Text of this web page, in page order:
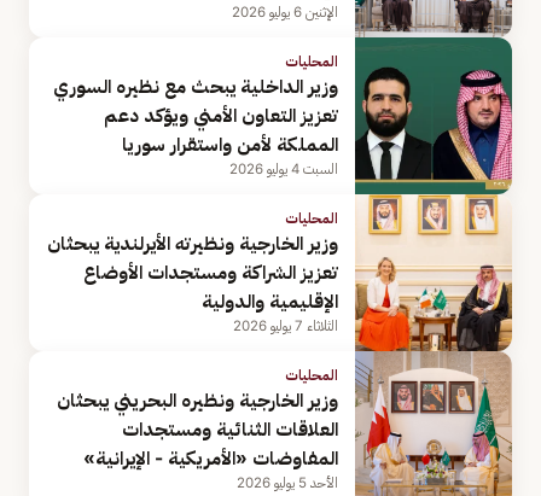
الإثنين 6 يوليو 2026
المحليات
وزير الداخلية يبحث مع نظيره السوري
تعزيز التعاون الأمني ويؤكد دعم
المملكة لأمن واستقرار سوريا
السبت 4 يوليو 2026
المحليات
وزير الخارجية ونظيرته الأيرلندية يبحثان
تعزيز الشراكة ومستجدات الأوضاع
الإقليمية والدولية
الثلاثاء 7 يوليو 2026
المحليات
وزير الخارجية ونظيره البحريني يبحثان
العلاقات الثنائية ومستجدات
المفاوضات «الأمريكية - الإيرانية»
الأحد 5 يوليو 2026